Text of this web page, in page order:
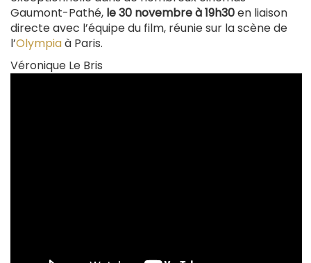
Gaumont-Pathé, le 30 novembre à 19h30en liaison
directe avec l’équipe du film, réunie sur la scène de
l’Olympiaà Paris.
Véronique Le Bris